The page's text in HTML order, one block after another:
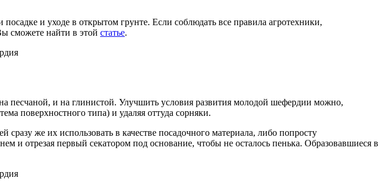
и уходе в открытом грунте. Если соблюдать все правила агротехники,
сможете найти в этой статье.
песчаной, и на глинистой. Улучшить условия развития молодой шефердии можно,
поверхностного типа) и удаляя оттуда сорняки.
же их использовать в качестве посадочного материала, либо попросту
и отрезая первый секатором под основание, чтобы не осталось пенька. Образовавшиеся в